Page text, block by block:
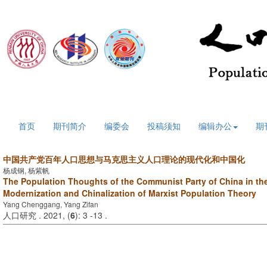
首页 期刊简介 编委会 投稿须知 编辑办公 期
中国共产党百年人口思想与马克思主义人口理论的现代化和中国化
杨成钢, 杨紫帆
The Population Thoughts of the Communist Party of China in
Modernization and Chinalization of Marxist Population Theory
Yang Chenggang, Yang Zifan
人口研究 . 2021, (6): 3 -13 .